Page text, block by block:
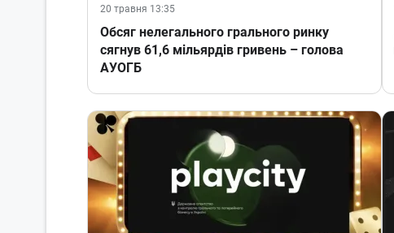
20 травня 13:35
Обсяг нелегального грального ринку
сягнув 61,6 мільярдів гривень – голова
АУОГБ